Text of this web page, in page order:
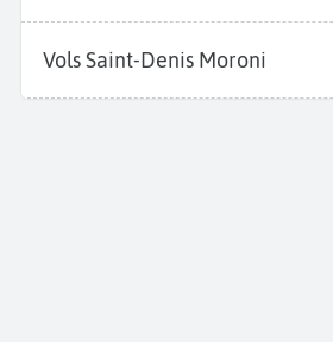
Vols Saint-Denis Moroni